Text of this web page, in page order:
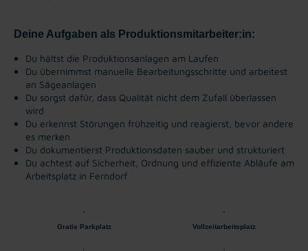
Deine Aufgaben als Produktionsmitarbeiter:in:
Du hältst die Produktionsanlagen am Laufen
Du übernimmst manuelle Bearbeitungsschritte und arbeitest
an Sägeanlagen
Du sorgst dafür, dass Qualität nicht dem Zufall überlassen
wird
Du erkennst Störungen frühzeitig und reagierst, bevor andere
es merken
Du dokumentierst Produktionsdaten sauber und strukturiert
Du achtest auf Sicherheit, Ordnung und effiziente Abläufe am
Arbeitsplatz in Ferndorf
Gratis Parkplatz Vollzeitarbeitsplatz